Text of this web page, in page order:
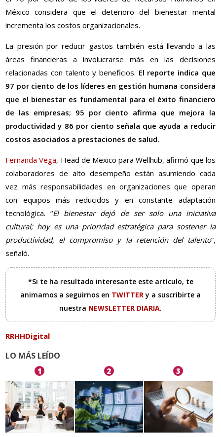
México considera que el deterioro del bienestar mental
incrementa los costos organizacionales.
La presión por reducir gastos también está llevando a las
áreas financieras a involucrarse más en las decisiones
relacionadas con talento y beneficios. El reporte indica que
97 por ciento de los líderes en gestión humana considera
que el bienestar es fundamental para el éxito financiero
de las empresas; 95 por ciento afirma que mejora la
productividad y 86 por ciento señala que ayuda a reducir
costos asociados a prestaciones de salud.
Fernanda Vega, Head de Mexico para Wellhub, afirmó que los
colaboradores de alto desempeño están asumiendo cada
vez más responsabilidades en organizaciones que operan
con equipos más reducidos y en constante adaptación
tecnológica. “El bienestar dejó de ser solo una iniciativa
cultural; hoy es una prioridad estratégica para sostener la
productividad, el compromiso y la retención del talento”,
señaló.
*Si te ha resultado interesante este artículo, te
animamos a seguirnos en TWITTERy a suscribirte a
nuestra NEWSLETTER DIARIA.
RRHHDigital
LO MÁS LEÍDO
1 2 3